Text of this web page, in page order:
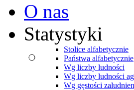
O nas
Statystyki
Stolice alfabetycznie
Państwa alfabetycznie
Wg liczby ludności
Wg liczby ludności
Wg gęstości